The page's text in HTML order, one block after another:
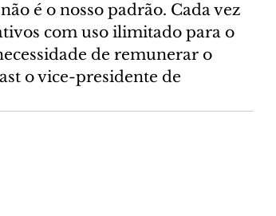
é o nosso padrão. Cada vez
com uso ilimitado para o
de remunerar o
o vice-presidente de